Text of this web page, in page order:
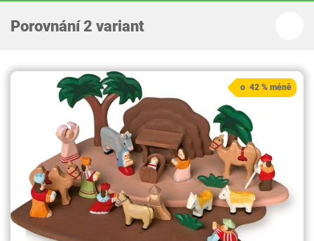
Porovnání 2 variant
o 42 % méně